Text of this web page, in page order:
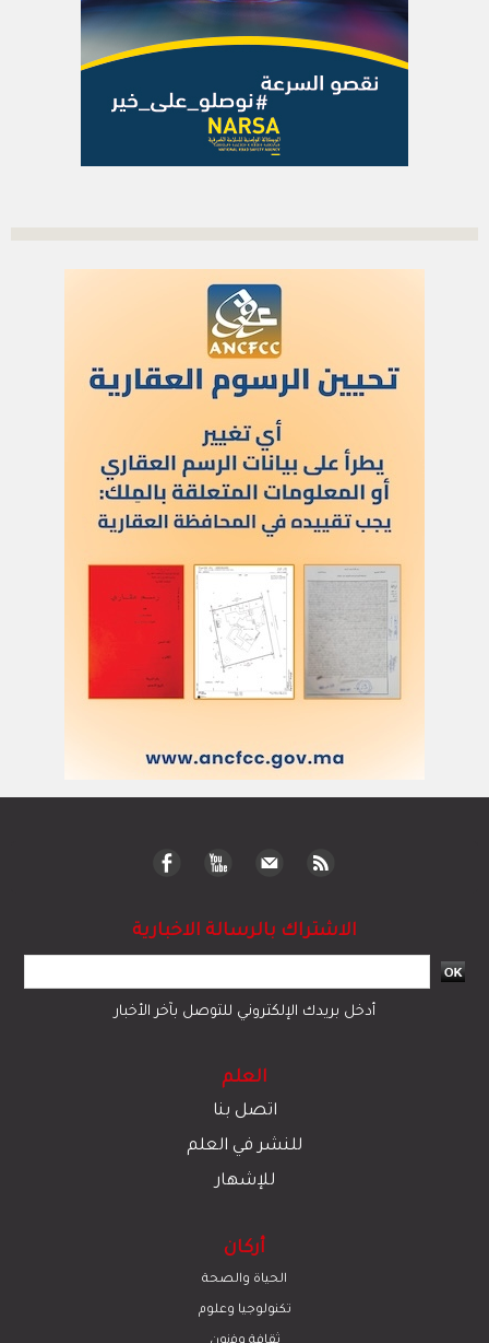
الاشتراك بالرسالة الاخبارية
أدخل بريدك الإلكتروني للتوصل بآخر الأخبار
العلم
اتصل بنا
للنشر في العلم
للإشهار
أركان
الحياة والصحة
تكنولوجيا وعلوم